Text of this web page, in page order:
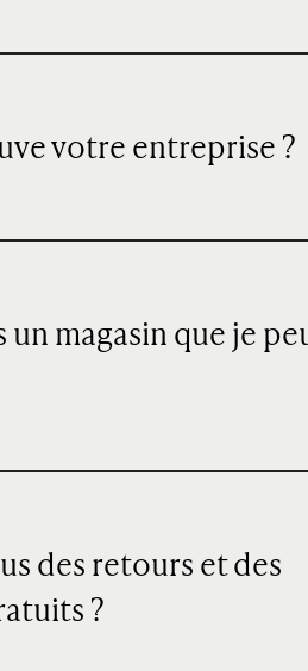
votre entreprise ?
un magasin que je
des retours et des
?